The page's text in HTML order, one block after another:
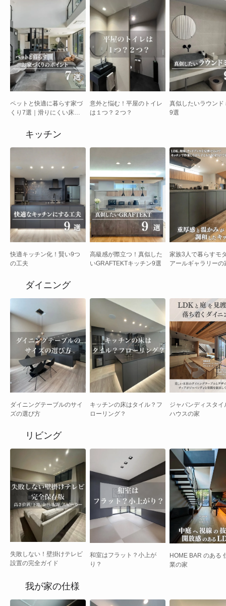
ペットと快適に暮らす家づ
くり7選｜滑りにくい床・
場の実例付きガイド
意外と悩む！平屋のトイレ
は１つ？２つ？
真似したいラウンド
9選
キッチン
快適キッチン化！賢い9つ
の工夫
高級感が際立つ！真似した
いGRAFTEKTキッチン9選
家族3人で暮らすモ
アールギャラリーの
ダイニング
ダイニングテーブルのサイ
ズの選び方
キッチンの床はタイル？フ
ローリング？
ジャパンディスタイ
ハウスの家
リビング
失敗しない！壁掛けテレビ
設置の完全ガイド
和室はフラット？小上が
り？
HOME BAR のある
業の家
我が家の仕様